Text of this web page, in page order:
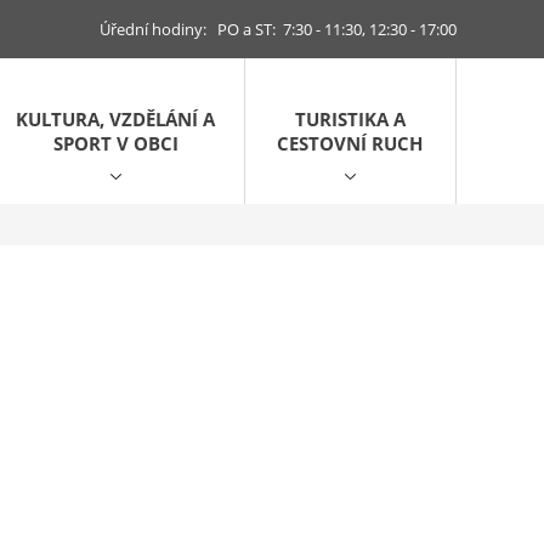
Úřední hodiny: PO a ST: 7:30 - 11:30, 12:30 - 17:00
KULTURA, VZDĚLÁNÍ A
SPORT V OBCI
TURISTIKA A
CESTOVNÍ RUCH